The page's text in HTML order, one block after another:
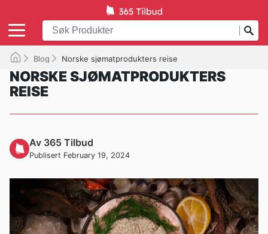
Blog Norske sjømatprodukters reise
NORSKE SJØMATPRODUKTERS
REISE
Av 365 Tilbud
Publisert February 19, 2024